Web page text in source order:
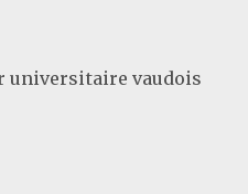
universitaire vaudois